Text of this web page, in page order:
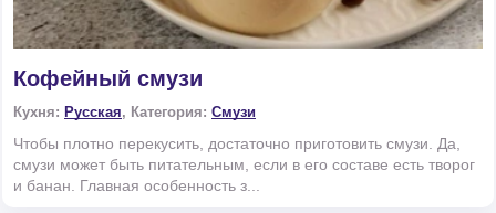
Кофейный смузи
Кухня: Русская, Категория: Смузи
Чтобы плотно перекусить, достаточно приготовить смузи. Да,
смузи может быть питательным, если в его составе есть творог
и банан. Главная особенность з...